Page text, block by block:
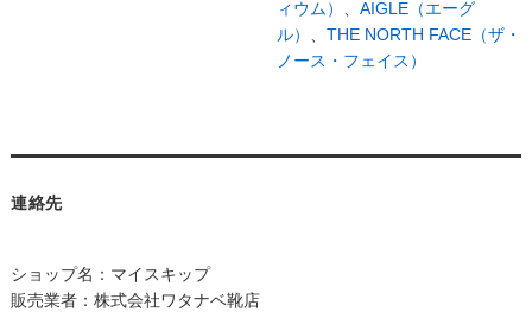
ィウム）
AIGLE（エーグ
ル）
THE NORTH FACE（ザ・
ノース・フェイス）
連絡先
ショップ名：マイスキップ
販売業者：株式会社ワタナベ靴店